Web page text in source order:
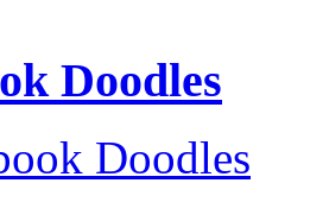
Doodles
Doodles